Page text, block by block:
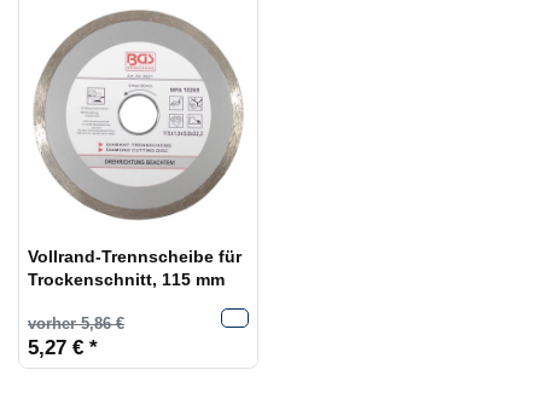
Vollrand-Trennscheibe für
Trockenschnitt, 115 mm
vorher 5,86 €
5,27 € *